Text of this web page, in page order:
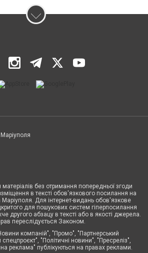
без отримання попередньої згоди
в тексті обов'язкового посилання на
Для інтернет-видань обов'язкове
для пошукових систем гіперпосилання
другого абзацу в тексті або в якості джерела.
переслідується Законом.
компаній", "Промо", "Партнерський
"Політичні новини", "Пресреліз",
реклама" публікуються на правах реклами.